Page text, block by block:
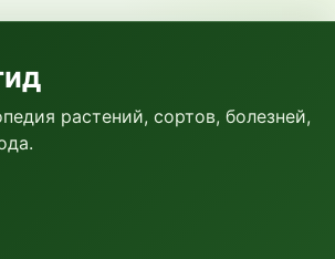
растений, сортов, болезней,